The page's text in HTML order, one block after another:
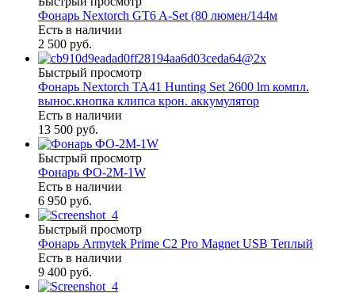
Фонарь Nextorch GT6 A-Set (80 люмен/144м
Есть в наличии
2 500 руб.
Быстрый просмотр
Фонарь Nextorch TA41 Hunting Set 2600 lm компл.
вынос.кнопка клипса крон. аккумулятор
Есть в наличии
13 500 руб.
Быстрый просмотр
Фонарь ФО-2М-1W
Есть в наличии
6 950 руб.
Быстрый просмотр
Фонарь Armytek Prime C2 Pro Magnet USB Теплый
Есть в наличии
9 400 руб.